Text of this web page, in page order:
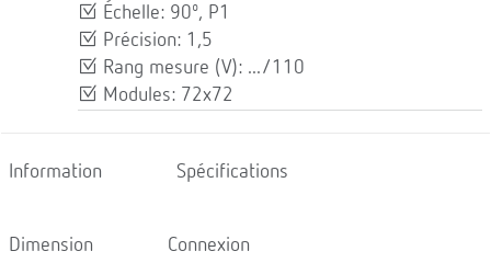
Échelle: 90º, P1
Précision: 1,5
Rang mesure (V): .../110
Modules: 72x72
Information Spécifications
Dimension Connexion